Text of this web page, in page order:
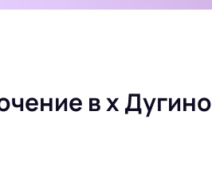
в х Дугино